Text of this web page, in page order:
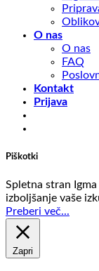
O nas
O nas
FAQ
Kontakt
Prijava
Piškotki
Spletna stran
izboljšanje vaše
Preberi več...
Zapri